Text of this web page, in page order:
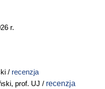
r.
/ recenzja
prof. UJ / recenzja